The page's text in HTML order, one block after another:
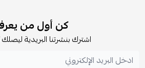
كن أول من
اشترك بنشرتنا البريدية